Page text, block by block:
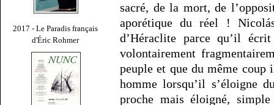
2017 - Le Paradis français
d'Éric Rohmer
sacré, de la mort, de
aporétique du réel !
d’Héraclite parce qu’il
volontairement
peuple et que du même coup
homme lorsqu’il s’éloigne
proche mais éloigné,